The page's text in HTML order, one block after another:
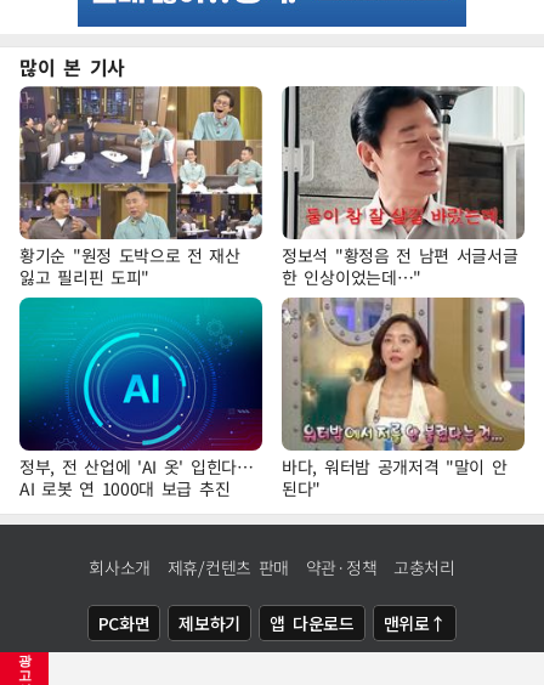
광
고
많이 본 기사
황기순 "원정 도박으로 전 재산
잃고 필리핀 도피"
정보석 "황정음 전 남편 서글서글
한 인상이었는데…"
정부, 전 산업에 'AI 옷' 입힌다…
AI 로봇 연 1000대 보급 추진
바다, 워터밤 공개저격 "말이 안
된다"
회사소개 제휴/컨텐츠 판매 약관·정책 고충처리
PC화면 제보하기 앱 다운로드 맨위로↑